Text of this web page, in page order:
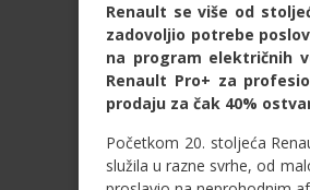
Renault se više od
zadovoljio potrebe
na program električnih
Renault Pro+ za
prodaju za čak 40%
Početkom 20. stoljeća
služila u razne svrhe, od